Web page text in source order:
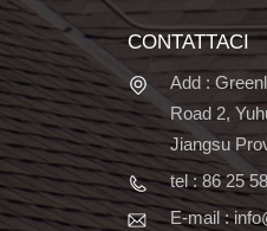
CONTATTACI
Add :
Road 2,
Jiangsu
tel : 86 25
E-mail :